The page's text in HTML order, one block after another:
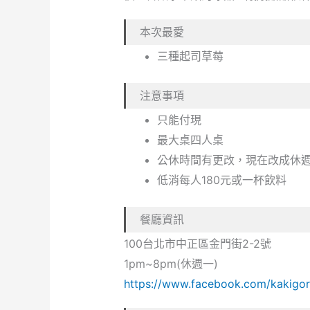
本次最愛
三種起司草莓
注意事項
只能付現
最大桌四人桌
公休時間有更改，現在改成休
低消每人180元或一杯飲料
餐廳資訊
100台北市中正區金門街2-2號
1pm~8pm(休週一)
https://www.facebook.com/